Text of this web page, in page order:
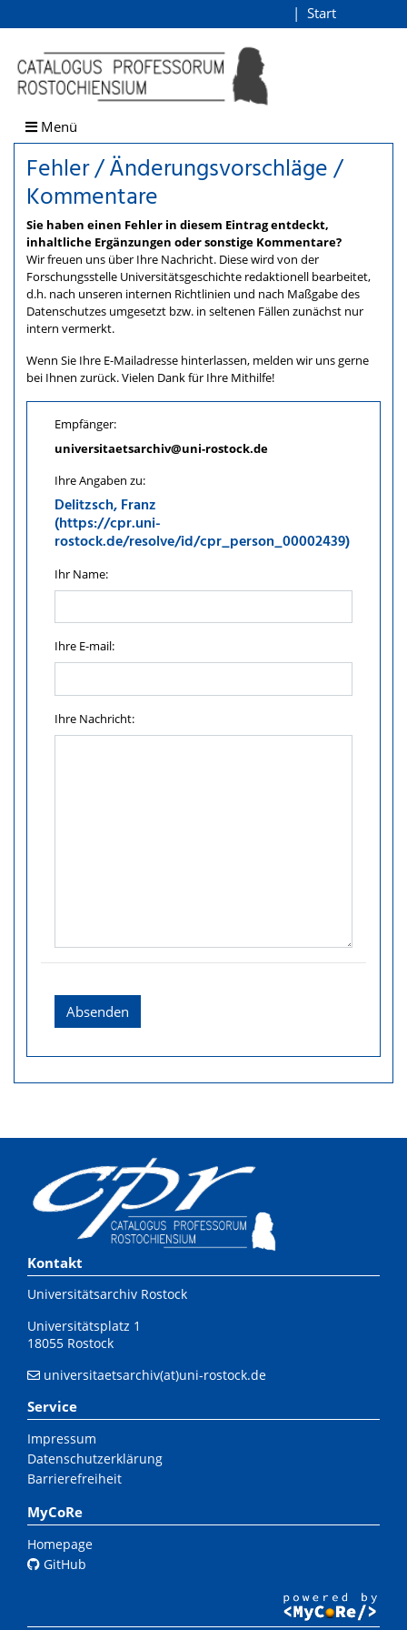
Fehler /
direkt zum Inhalt
Start
Menü
Fehler / Änderungsvorschläge /
Kommentare
Sie haben einen Fehler in diesem Eintrag entdeckt,
inhaltliche Ergänzungen oder sonstige Kommentare?
Wir freuen uns über Ihre Nachricht. Diese wird von der
Forschungsstelle Universitätsgeschichte redaktionell bearbeitet,
d.h. nach unseren internen Richtlinien und nach Maßgabe des
Datenschutzes umgesetzt bzw. in seltenen Fällen zunächst nur
intern vermerkt.
Wenn Sie Ihre E-Mailadresse hinterlassen, melden wir uns gerne
bei Ihnen zurück. Vielen Dank für Ihre Mithilfe!
Empfänger:
universitaetsarchiv@uni-rostock.de
Ihre Angaben zu:
Delitzsch, Franz
(https://cpr.uni-
rostock.de/resolve/id/cpr_person_00002439)
Ihr Name:
Ihre E-mail:
Ihre Nachricht:
Absenden
Kontakt
Universitätsarchiv Rostock
Universitätsplatz 1
18055 Rostock
universitaetsarchiv(at)uni-rostock.de
Service
Impressum
Datenschutzerklärung
Barrierefreiheit
MyCoRe
Homepage
GitHub